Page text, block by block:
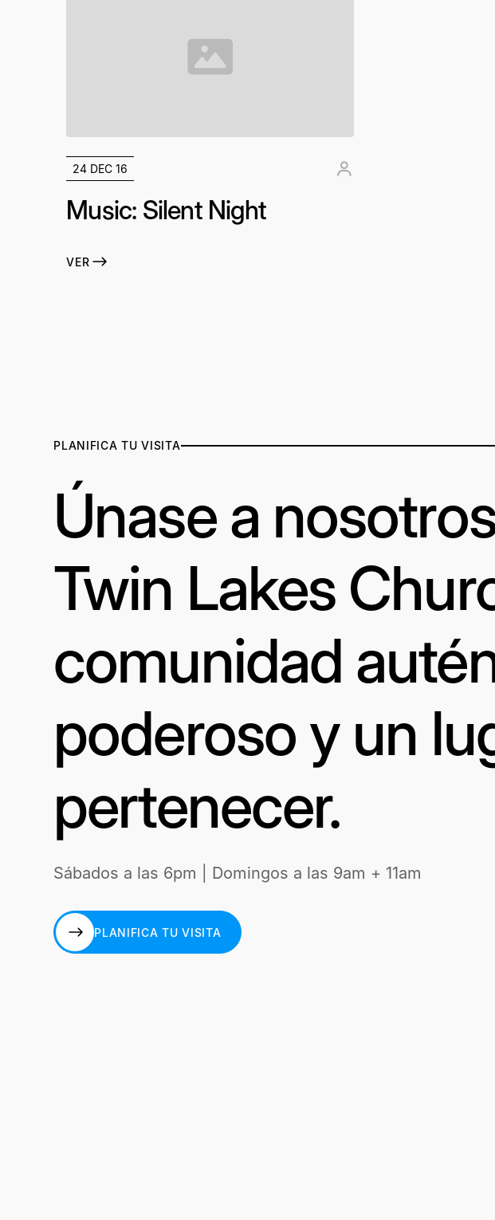
24 DEC 16
Music: Silent Night
VER
PLANIFICA TU VISITA
Únase a
Twin Lakes
comunidad
poderoso y un
pertenecer.
Sábados a las 6pm | Domingos a las 9am + 11am
PLANIFICA TU VISITA